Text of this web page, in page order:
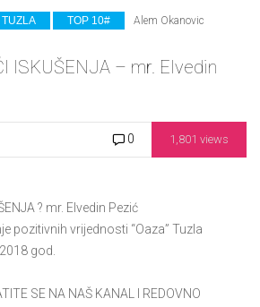
TOP 10#
Alem Okanovic
ISKUŠENJA – mr. Elvedin
1,801 views
0
? mr. Elvedin Pezić
pozitivnih vrijednosti “Oaza” Tuzla
god.
SE NA NAŠ KANAL I REDOVNO